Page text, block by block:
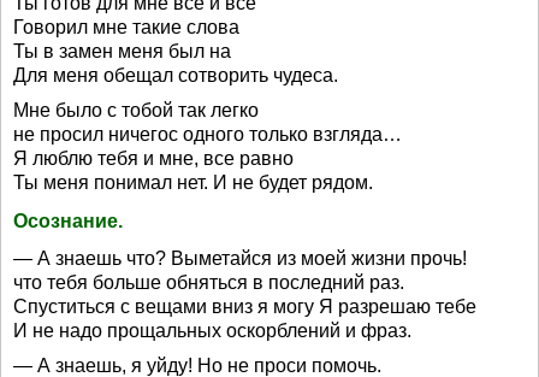
Говорил мне такие слова
Ты в замен меня был на
Для меня обещал сотворить чудеса.
Мне было с тобой так легко
не просил ничегос одного только взгляда…
Я люблю тебя и мне, все равно
Ты меня понимал нет. И не будет рядом.
Осознание.
— А знаешь что? Выметайся из моей жизни прочь!
что тебя больше обняться в последний раз.
Спуститься с вещами вниз я могу Я разрешаю тебе
И не надо прощальных оскорблений и фраз.
— А знаешь, я уйду! Но не проси помочь.